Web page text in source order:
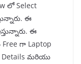
లో Select
ఈ
ఈ
గా Laptop
Details మరియు